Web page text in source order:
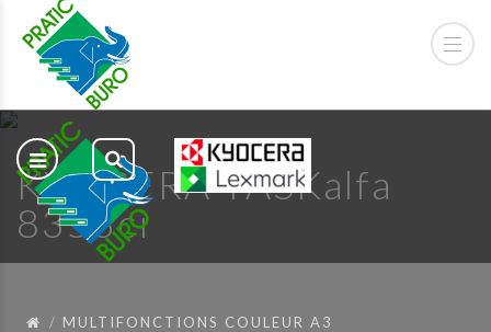
KYOCERA TASKalfa
8353ci
MULTIFONCTIONS COULEUR A3